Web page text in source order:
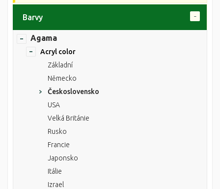
Barvy
Agama
Acryl color
Základní
Německo
Československo
USA
Velká Británie
Rusko
Francie
Japonsko
Itálie
Izrael